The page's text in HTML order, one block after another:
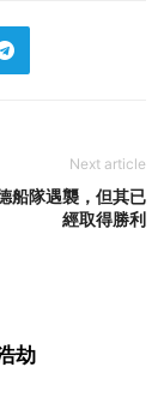
Next article
船隊遇襲，但其已
經取得勝利
劫